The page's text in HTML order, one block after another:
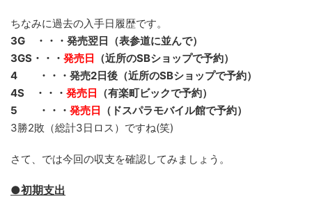
ちなみに過去の入手日履歴です。
3G ・・・発売翌日（表参道に並んで）
3GS・・・ 発売日 （近所のSBショップで予約）
4 ・・・発売2日後（近所のSBショップで予約）
4S ・・・ 発売日 （有楽町ビックで予約）
5 ・・・ 発売日 （ドスパラモバイル館で予約）
3勝2敗（総計3日ロス）ですね(笑)
さて、では今回の収支を確認してみましょう。
●初期支出